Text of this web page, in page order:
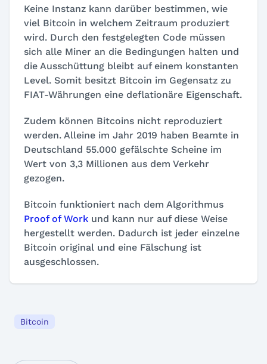
Keine Instanz kann darüber bestimmen, wie
viel Bitcoin in welchem Zeitraum produziert
wird. Durch den festgelegten Code müssen
sich alle Miner an die Bedingungen halten und
die Ausschüttung bleibt auf einem konstanten
Level. Somit besitzt Bitcoin im Gegensatz zu
FIAT-Währungen eine deflationäre Eigenschaft.
Zudem können Bitcoins nicht reproduziert
werden. Alleine im Jahr 2019 haben Beamte in
Deutschland 55.000 gefälschte Scheine im
Wert von 3,3 Millionen aus dem Verkehr
gezogen.
Bitcoin funktioniert nach dem Algorithmus
Proof of Work und kann nur auf diese Weise
hergestellt werden. Dadurch ist jeder einzelne
Bitcoin original und eine Fälschung ist
ausgeschlossen.
Bitcoin